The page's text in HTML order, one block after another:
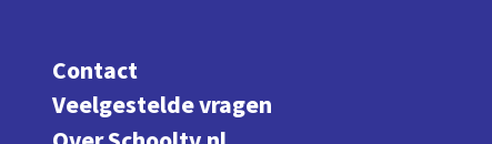
Contact
Veelgestelde vragen